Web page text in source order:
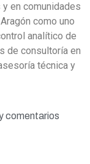
en comunidades
como uno
analítico de
de consultoría en
técnica y
comentarios